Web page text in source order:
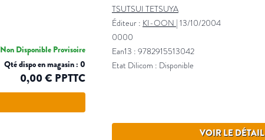
Non Disponible Provisoire
Qté dispo en magasin : 0
0,00 € PPTTC
TSUTSUI TETSUYA
Éditeur : KI-OON | 13/10/2004
0000
Ean13 : 9782915513042
Etat Dilicom : Disponible
VOIR LE DÉTAIL